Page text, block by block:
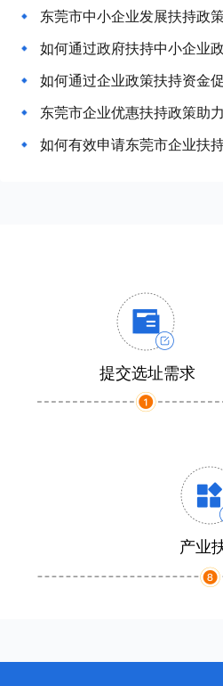
东莞市中小企业发展扶持政
如何通过政府扶持中小企业
如何通过企业政策扶持资金
东莞市企业优惠扶持政策助
如何有效申请东莞市企业扶
提交选址需求
产业